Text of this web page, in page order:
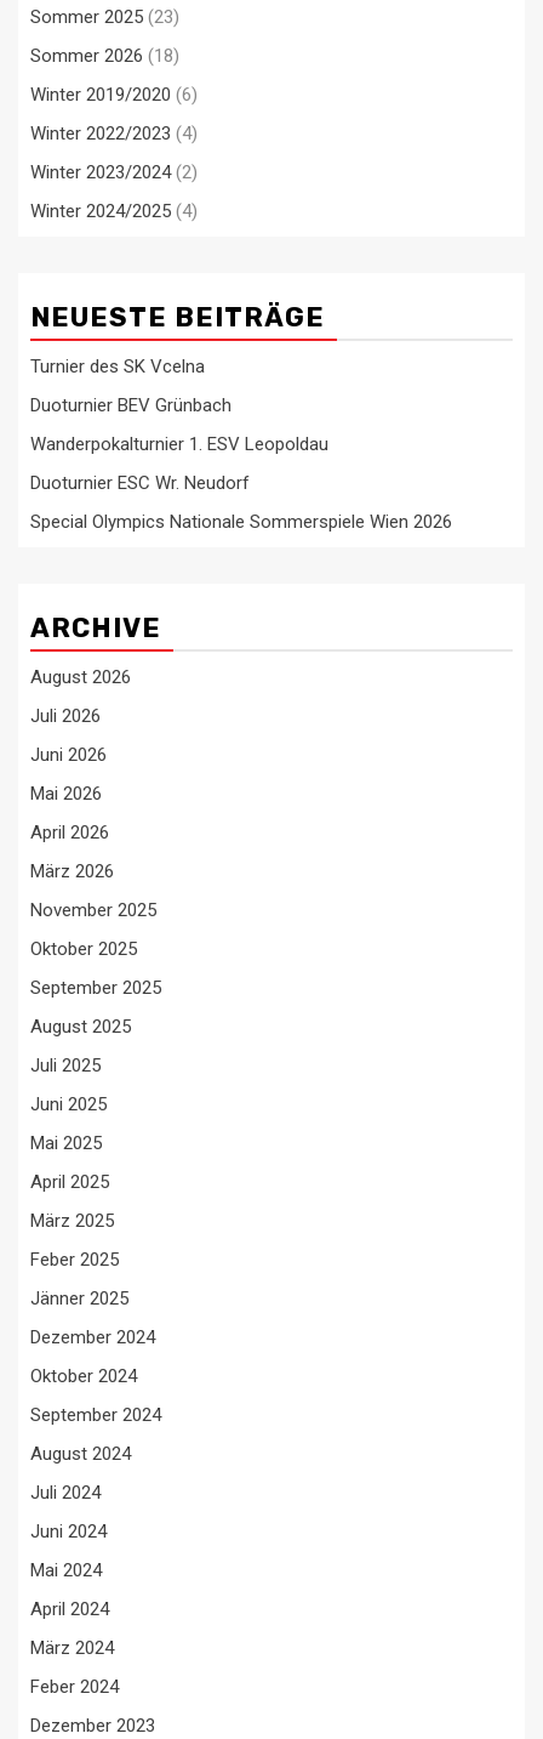
Sommer 2025 (23)
Sommer 2026 (18)
Winter 2019/2020 (6)
Winter 2022/2023 (4)
Winter 2023/2024(2)
Winter 2024/2025 (4)
NEUESTE BEITRÄGE
Turnier des SK Vcelna
Duoturnier BEV Grünbach
Wanderpokalturnier 1. ESV Leopoldau
Duoturnier ESC Wr. Neudorf
Special Olympics Nationale Sommerspiele Wien 2026
ARCHIVE
August 2026
Juli 2026
Juni 2026
Mai 2026
April 2026
März 2026
November 2025
Oktober 2025
September 2025
August 2025
Juli 2025
Juni 2025
Mai 2025
April 2025
März 2025
Feber 2025
Jänner 2025
Dezember 2024
Oktober 2024
September 2024
August 2024
Juli 2024
Juni 2024
Mai 2024
April 2024
März 2024
Feber 2024
Dezember 2023